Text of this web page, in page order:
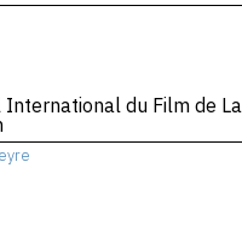
du Film de La